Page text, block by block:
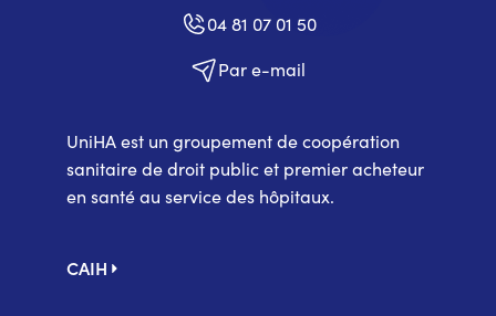
04 81 07 01 50
Par e-mail
UniHA est un groupement de coopération
sanitaire de droit public et premier acheteur
en santé au service des hôpitaux.
de
CAIH